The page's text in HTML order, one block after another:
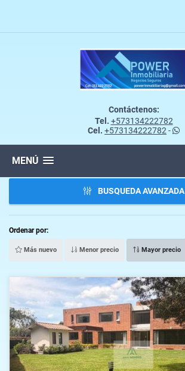
Contáctenos:
Tel. +573134222782
Cel. +573134222782 -
MENÚ
BUSQUEDA AVANZADA
Ordenar por:
Más nuevo Menor precio Mayor precio